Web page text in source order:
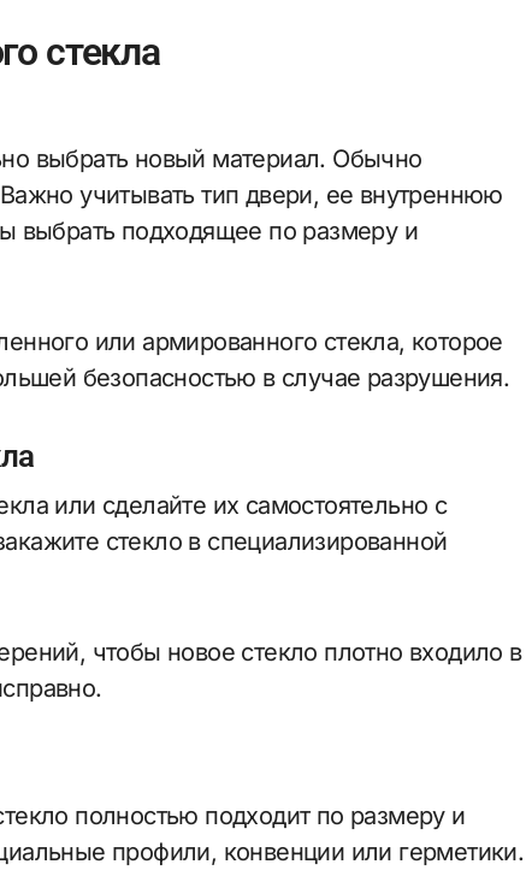
стекла
выбрать новый материал. Обычно
учитывать тип двери, ее внутреннюю
выбрать подходящее по размеру и
или армированного стекла, которое
безопасностью в случае разрушения.
или сделайте их самостоятельно с
стекло в специализированной
чтобы новое стекло плотно входило в
полностью подходит по размеру и
профили, конвенции или герметики.